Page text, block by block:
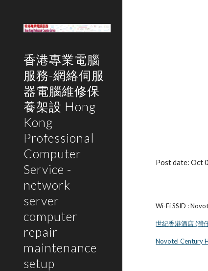
香港專業電腦
服務-網絡伺服
器電腦維修保
養架設 Hong
Kong
Professional
Computer
Service -
network
server
computer
repair
maintenance
setup
Post date: Oct
Wi-Fi SSID :
世紀香港酒店 (灣
Novotel Century